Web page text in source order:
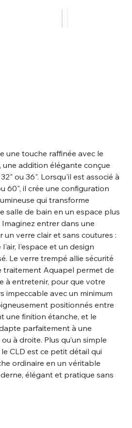
une touche raffinée avec le
une addition élégante conçue
ou 36". Lorsqu'il est associé à
60", il crée une configuration
qui transforme
salle de bain en un espace plus
entrer dans une
un verre clair et sans coutures :
l'espace et un design
Le verre trempé allie sécurité
traitement Aquapel permet de
à entretenir, pour que votre
impeccable avec un minimum
positionnés entre
une finition étanche, et le
parfaitement à une
à droite. Plus qu’un simple
CLD est ce petit détail qui
ordinaire en un véritable
élégant et pratique sans